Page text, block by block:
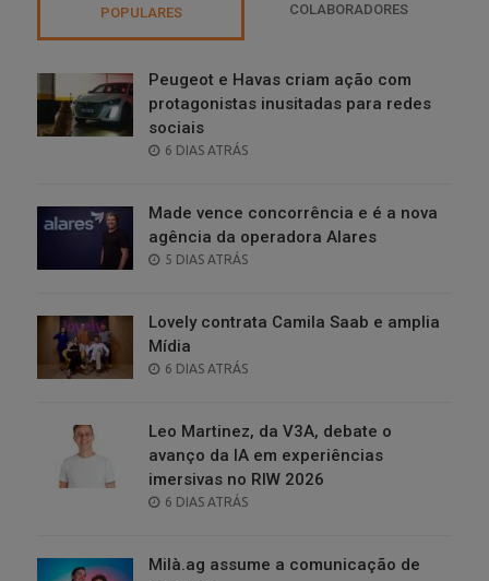
POPULARES COLABORADORES
Peugeot e Havas criam ação com
protagonistas inusitadas para redes
sociais
POSTED
6 DIAS ATRÁS
Made vence concorrência e é a nova
agência da operadora Alares
POSTED
5 DIAS ATRÁS
Lovely contrata Camila Saab e amplia
Mídia
POSTED
6 DIAS ATRÁS
Leo Martinez, da V3A, debate o
avanço da IA em experiências
imersivas no RIW 2026
POSTED
6 DIAS ATRÁS
Milà.ag assume a comunicação de